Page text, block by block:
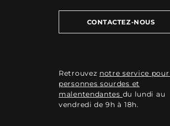
CONTACTEZ-NOUS
Retrouvez notre service
personnes sourdes et
malentendantes du lundi au
vendredi de 9h à 18h.